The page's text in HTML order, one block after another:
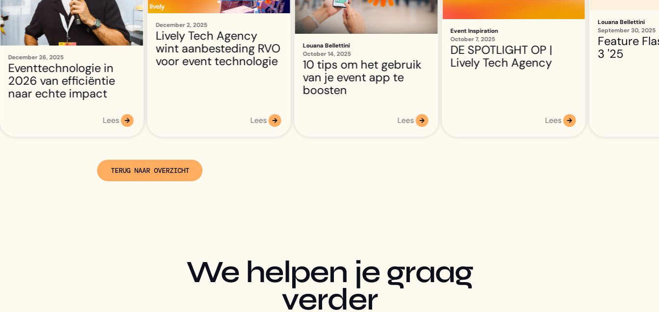
December 2, 2025
Lively Tech Agency
wint aanbesteding RVO
voor event technologie
Lees
Louana Bellettini
October 14, 2025
10 tips om het gebruik
Lees
Event Inspiration
DE SPOTLIGHT OP |
Lively Tech Agency
Lees
Louana Bellettini
September 30, 2025
Feature Flash: kwartaal
3 '25
Lees
TERUG NAAR OVERZICHT
We helpen je graag
verder